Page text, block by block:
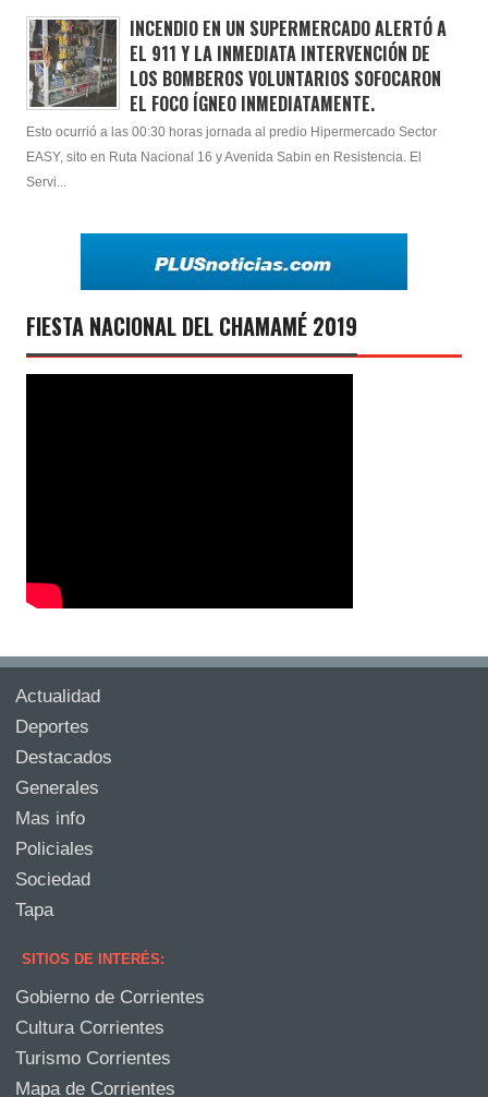
INCENDIO EN UN SUPERMERCADO ALERTÓ A
EL 911 Y LA INMEDIATA INTERVENCIÓN DE
LOS BOMBEROS VOLUNTARIOS SOFOCARON
EL FOCO ÍGNEO INMEDIATAMENTE.
Esto ocurrió a las 00:30 horas jornada al predio Hipermercado Sector
EASY, sito en Ruta Nacional 16 y Avenida Sabin en Resistencia. El
Servi...
FIESTA NACIONAL DEL CHAMAMÉ 2019
Actualidad
Deportes
Destacados
Generales
Mas info
Policiales
Sociedad
Tapa
SITIOS DE INTERÉS:
Gobierno de Corrientes
Cultura Corrientes
Turismo Corrientes
Mapa de Corrientes